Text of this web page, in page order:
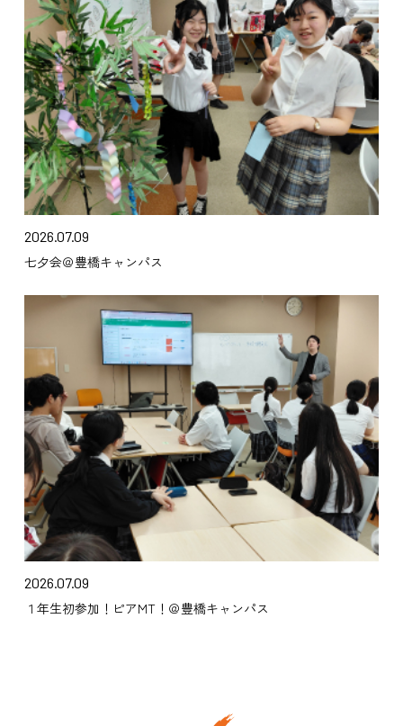
2026.07.09
七夕会＠豊橋キャンパス
2026.07.09
１年生初参加！ピアMT！＠豊橋キャンパス